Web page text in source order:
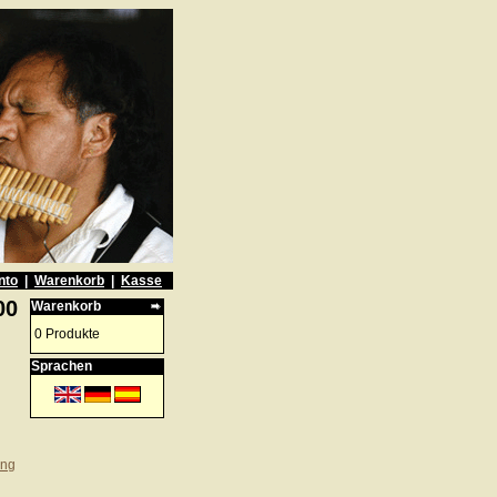
Warenkorb Kasse
Warenkorb
0 Produkte
Sprachen